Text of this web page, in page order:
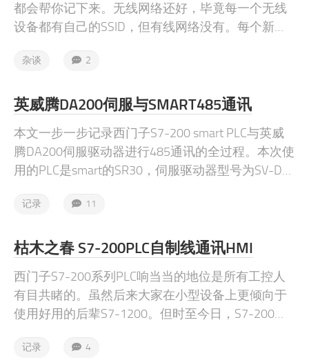
都会帮你记下来。无线网络还好，毕竟每一个无线
设备都有自己的SSID，但有线网络没有。每个新的
X”，X是一个不断累加的数字。
杂谈 2
英威腾DA200伺服与SMART485通讯
本文一步一步记录西门子S7-200 smart PLC与英威
腾DA200伺服驱动器进行485通讯的全过程。本次使
用的PLC是smart的SR30，伺服驱动器型号为SV-DA
转速3000rpm，编码器为增量式光电编码器。
记录 11
枯木之春 S7-200PLC自制线通讯HMI
西门子S7-200系列PLC响当当的地位是所有工控人
有目共睹的。虽然后来大家在小型设备上更倾向于
使用好用的后辈S7-1200。但时至今日，S7-200仍
台老旧设备的改造，要给老设备加块触摸屏方便操
记录 4